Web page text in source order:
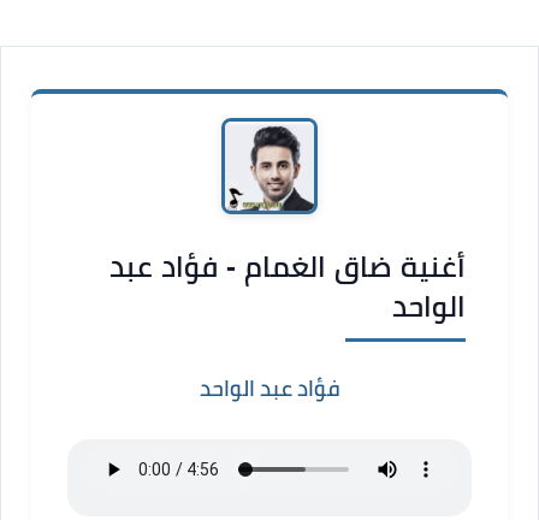
أغنية ضاق الغمام - فؤاد عبد
الواحد
فؤاد عبد الواحد